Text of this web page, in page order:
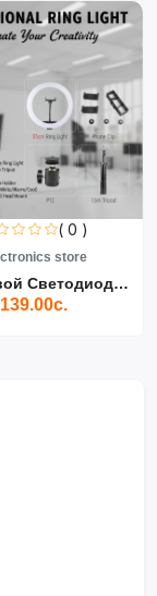
( 0 )
store
Кольцевой Светодиодный Св...
139.00с.